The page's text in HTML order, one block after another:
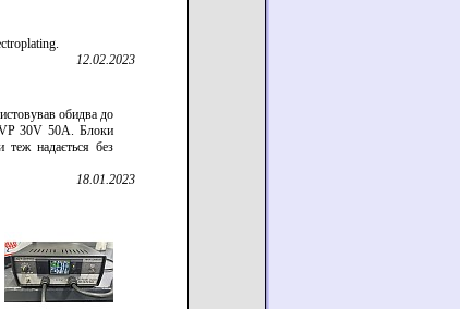
12.02.2023
обидва до
30V 50A. Блоки
теж надається без
18.01.2023